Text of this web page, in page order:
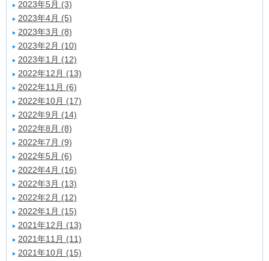
2023年5月 (3)
2023年4月 (5)
2023年3月 (8)
2023年2月 (10)
2023年1月 (12)
2022年12月 (13)
2022年11月 (6)
2022年10月 (17)
2022年9月 (14)
2022年8月 (8)
2022年7月 (9)
2022年5月 (6)
2022年4月 (16)
2022年3月 (13)
2022年2月 (12)
2022年1月 (15)
2021年12月 (13)
2021年11月 (11)
2021年10月 (15)